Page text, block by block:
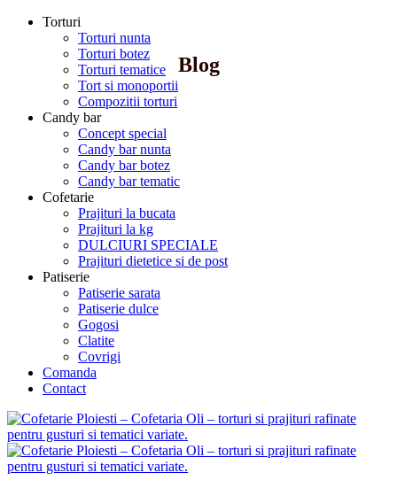
Torturi
Torturi nunta
Torturi botez
Torturi tematice
Tort si monoportii
Compozitii torturi
Candy bar
Concept special
Candy bar nunta
Candy bar botez
Candy bar tematic
Cofetarie
Prajituri la bucata
Prajituri la kg
DULCIURI SPECIALE
Prajituri dietetice si de post
Patiserie
Patiserie sarata
Patiserie dulce
Gogosi
Clatite
Covrigi
Comanda
Contact
Blog